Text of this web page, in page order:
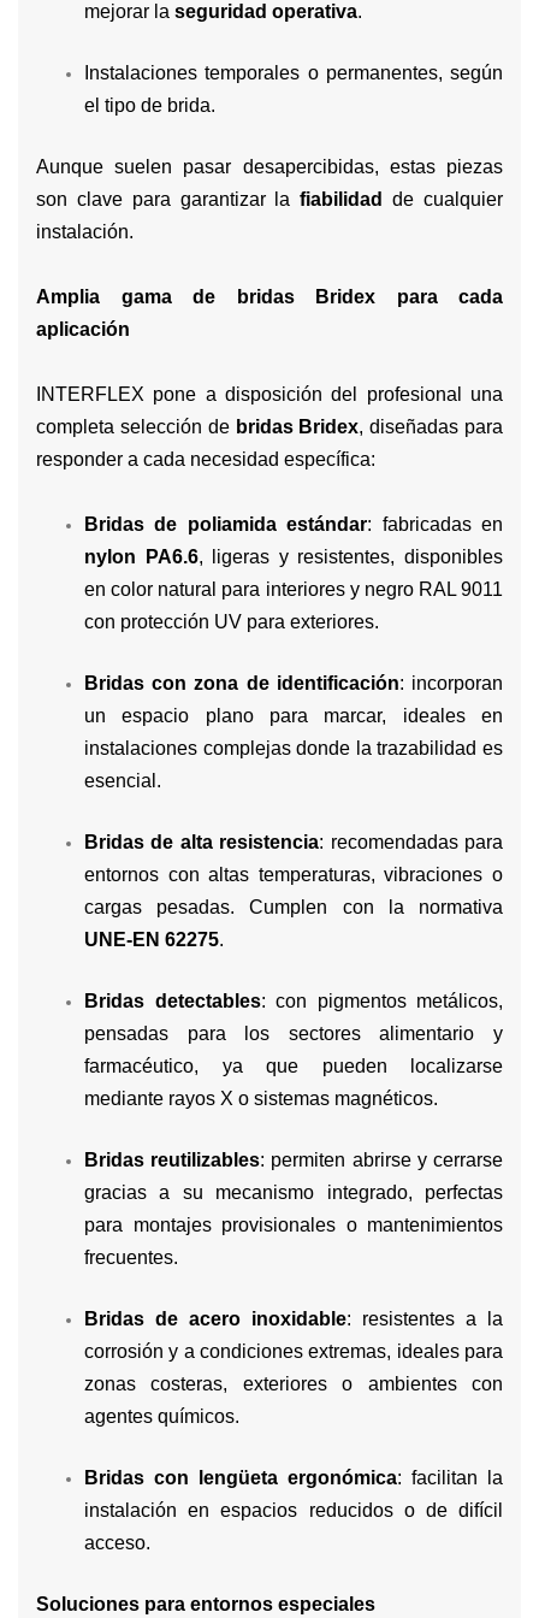
mejorar la seguridad operativa.
Instalaciones temporales o permanentes, según
el tipo de brida.
Aunque suelen pasar desapercibidas, estas piezas
son clave para garantizar lafiabilidad
de cualquier
instalación.
Amplia gama de bridas Bridex para cada
aplicación
INTERFLEX pone a disposición del profesional una
completa selección de bridas Bridex, diseñadas para
responder a cada necesidad específica:
Bridas de poliamida estándar: fabricadas en
nylon PA6.6, ligeras y resistentes, disponibles
en color natural para interiores y negro RAL 9011
con protección UV para exteriores.
Bridas con zona de identificación: incorporan
un espacio plano para marcar, ideales en
instalaciones complejas donde la trazabilidad es
esencial.
Bridas de alta resistencia: recomendadas para
entornos con altas temperaturas, vibraciones o
cargas pesadas. Cumplen con la normativa
UNE-EN 62275.
Bridas detectables: con pigmentos metálicos,
pensadas para los sectores alimentario y
farmacéutico, ya que pueden localizarse
mediante rayos X o sistemas magnéticos.
Bridas reutilizables: permiten abrirse y cerrarse
gracias a su mecanismo integrado, perfectas
para montajes provisionales o mantenimientos
frecuentes.
Bridas de acero inoxidable: resistentes a la
corrosión y a condiciones extremas, ideales para
zonas costeras, exteriores o ambientes con
agentes químicos.
Bridas con lengüeta ergonómica: facilitan la
instalación en espacios reducidos o de difícil
acceso.
Soluciones para entornos especiales